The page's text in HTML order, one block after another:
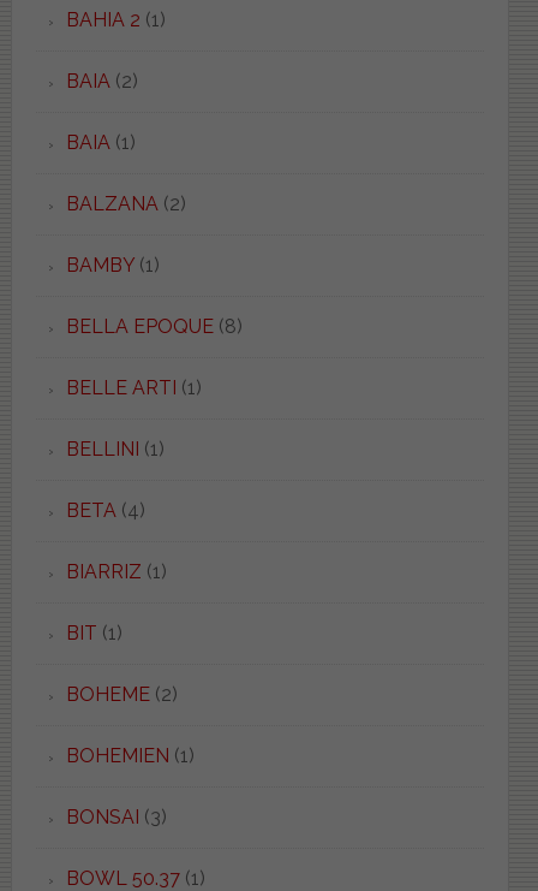
BAHIA 2 (1)
BAIA (2)
BAIA (1)
BALZANA (2)
BAMBY(1)
BELLA EPOQUE(8)
BELLE ARTI (1)
BELLINI (1)
BETA (4)
BIARRIZ (1)
BIT (1)
BOHEME(2)
BOHEMIEN (1)
BONSAI (3)
BOWL 50.37(1)